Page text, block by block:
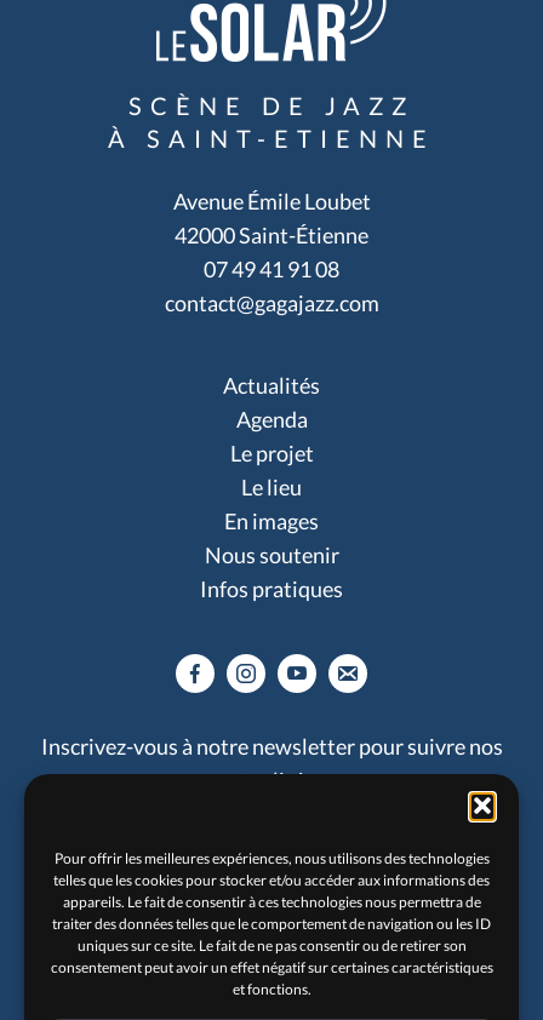
Pour offrir les meilleures expériences, nous utilisons des technologies
telles que les cookies pour stocker et/ou accéder aux informations des
appareils. Le fait de consentir à ces technologies nous permettra de
traiter des données telles que le comportement de navigation ou les ID
uniques sur ce site. Le fait de ne pas consentir ou de retirer son
consentement peut avoir un effet négatif sur certaines caractéristiques
et fonctions.
SCÈNE DE JAZZ
À SAINT-ETIENNE
Avenue Émile Loubet
42000 Saint-Étienne
07 49 41 91 08
contact@gagajazz.com
Inscrivez-vous à notre newsletter pour suivre nos
actualités :
Actualités
Agenda
Le projet
Le lieu
En images
Nous soutenir
Infos pratiques